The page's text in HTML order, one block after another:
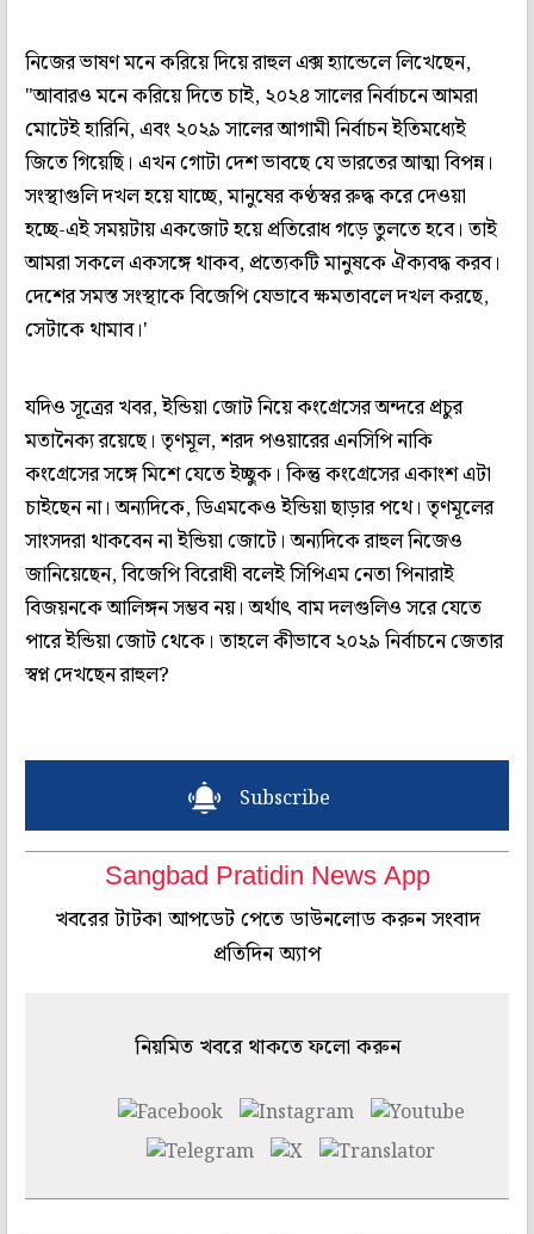
নিজের ভাষণ মনে করিয়ে দিয়ে রাহুল এক্স হ্যান্ডেলে লিখেছেন,
"আবারও মনে করিয়ে দিতে চাই, ২০২৪ সালের নির্বাচনে আমরা
মোটেই হারিনি, এবং ২০২৯ সালের আগামী নির্বাচন ইতিমধ্যেই
জিতে গিয়েছি। এখন গোটা দেশ ভাবছে যে ভারতের আত্মা বিপন্ন।
সংস্থাগুলি দখল হয়ে যাচ্ছে, মানুষের কণ্ঠস্বর রুদ্ধ করে দেওয়া
হচ্ছে-এই সময়টায় একজোট হয়ে প্রতিরোধ গড়ে তুলতে হবে। তাই
আমরা সকলে একসঙ্গে থাকব, প্রত্যেকটি মানুষকে ঐক্যবদ্ধ করব।
দেশের সমস্ত সংস্থাকে বিজেপি যেভাবে ক্ষমতাবলে দখল করছে,
সেটাকে থামাব।'
যদিও সূত্রের খবর, ইন্ডিয়া জোট নিয়ে কংগ্রেসের অন্দরে প্রচুর
মতানৈক্য রয়েছে। তৃণমূল, শরদ পওয়ারের এনসিপি নাকি
কংগ্রেসের সঙ্গে মিশে যেতে ইচ্ছুক। কিন্তু কংগ্রেসের একাংশ এটা
চাইছেন না। অন্যদিকে, ডিএমকেও ইন্ডিয়া ছাড়ার পথে। তৃণমূলের
সাংসদরা থাকবেন না ইন্ডিয়া জোটে। অন্যদিকে রাহুল নিজেও
জানিয়েছেন, বিজেপি বিরোধী বলেই সিপিএম নেতা পিনারাই
বিজয়নকে আলিঙ্গন সম্ভব নয়। অর্থাৎ বাম দলগুলিও সরে যেতে
পারে ইন্ডিয়া জোট থেকে। তাহলে কীভাবে ২০২৯ নির্বাচনে জেতার
স্বপ্ন দেখছেন রাহুল?
Subscribe
Sangbad Pratidin News App
খবরের টাটকা আপডেট পেতে ডাউনলোড করুন সংবাদ
প্রতিদিন অ্যাপ
নিয়মিত খবরে থাকতে ফলো করুন